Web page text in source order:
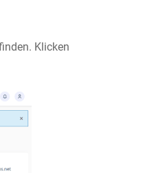
Klicken